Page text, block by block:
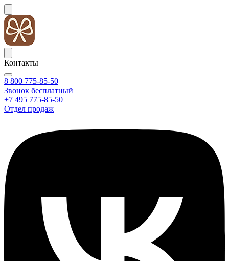
Контакты
8 800 775-85-50
Звонок бесплатный
+7 495 775-85-50
Отдел продаж